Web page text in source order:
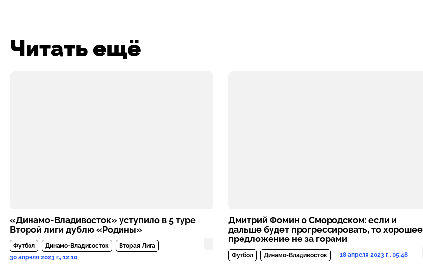
Читать ещё
«Динамо-Владивосток» уступило в 5 туре
Второй лиги дублю «Родины»
Футбол Динамо-Владивосток
Вторая Лига
30 апреля 2023 г., 12:10
Дмитрий Фомин о Смородском: если и
дальше будет прогрессировать, то хорошее
предложение не за горами
Футбол Динамо-Владивосток 18 апреля 2023 г., 05:48